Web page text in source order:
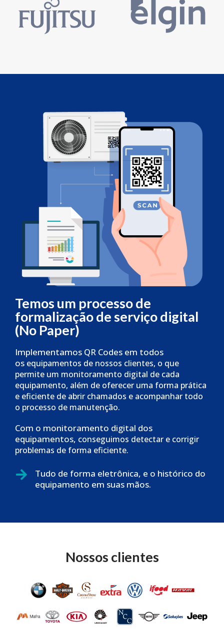
Temos um processo de
formalização de serviço digital
(No Paper)
Implementamos QR Codes em todos
os equipamentos de nossos clientes, o que
permite um monitoramento digital de cada
equipamento, além de oferecer uma forma prática
e eficiente de abrir chamados e acompanhar todo
o processo de manutenção.
Com o monitoramento digital dos
equipamentos, conseguimos detectar e corrigir
problemas de forma eficiente.
Tudo de forma eletrônica, e o histórico do
equipamento em suas mãos.
Nossos clientes